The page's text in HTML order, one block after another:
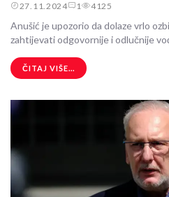
27.11.2024 1 4125
Anušić je upozorio da dolaze vrlo
zahtijevati odgovornije i odlučnije
ČITAJ VIŠE...